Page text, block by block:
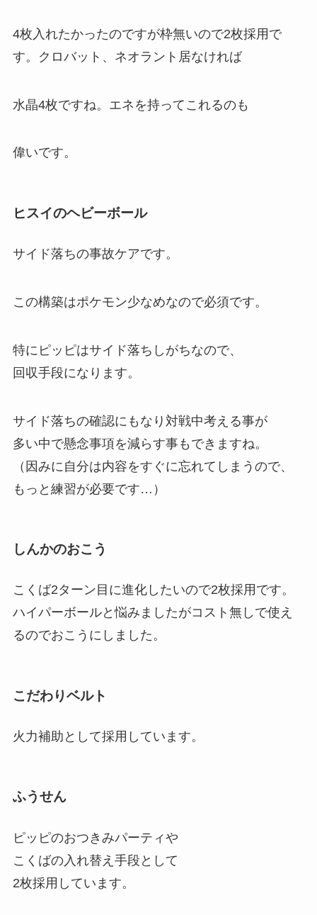
4枚入れたかったのですが枠無いので2枚採用で
す。クロバット、ネオラント居なければ
水晶4枚ですね。エネを持ってこれるのも
偉いです。
ヒスイのヘビーボール
サイド落ちの事故ケアです。
この構築はポケモン少なめなので必須です。
特にピッピはサイド落ちしがちなので、
回収手段になります。
サイド落ちの確認にもなり対戦中考える事が
多い中で懸念事項を減らす事もできますね。
（因みに自分は内容をすぐに忘れてしまうので、
もっと練習が必要です…）
しんかのおこう
こくば2ターン目に進化したいので2枚採用です。
ハイパーボールと悩みましたがコスト無しで使え
るのでおこうにしました。
こだわりベルト
火力補助として採用しています。
ふうせん
ピッピのおつきみパーティや
こくばの入れ替え手段として
2枚採用しています。